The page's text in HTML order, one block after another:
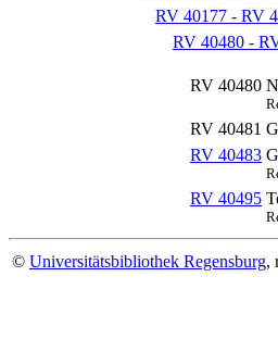
RV 40177 - RV
RV 40480 -
RV 40480
RV 40481
RV 40483
RV 40495
© Universitätsbibliothek Regensburg,